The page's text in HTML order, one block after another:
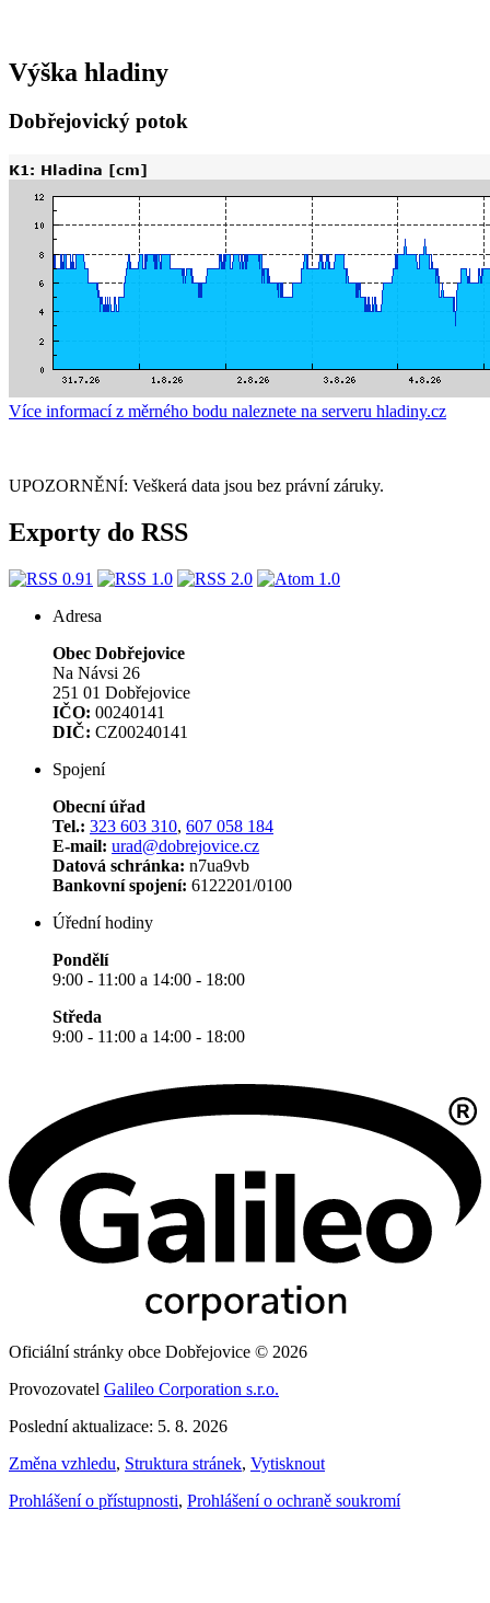
Výška hladiny
Dobřejovický potok
Více informací z měrného bodu naleznete na serveru hladiny.cz
UPOZORNĚNÍ: Veškerá data jsou bez právní záruky.
Exporty do RSS
Adresa
Obec Dobřejovice
Na Návsi 26
251 01 Dobřejovice
IČO: 00240141
DIČ: CZ00240141
Spojení
Obecní úřad
Tel.: 323 603 310, 607 058 184
E-mail: urad@dobrejovice.cz
Datová schránka: n7ua9vb
Bankovní spojení: 6122201/0100
Úřední hodiny
Pondělí
9:00 - 11:00 a 14:00 - 18:00
Středa
9:00 - 11:00 a 14:00 - 18:00
Oficiální stránky obce Dobřejovice © 2026
Provozovatel Galileo Corporation s.r.o.
Poslední aktualizace: 5. 8. 2026
Změna vzhledu, Struktura stránek, Vytisknout
Prohlášení o přístupnosti, Prohlášení o ochraně soukromí